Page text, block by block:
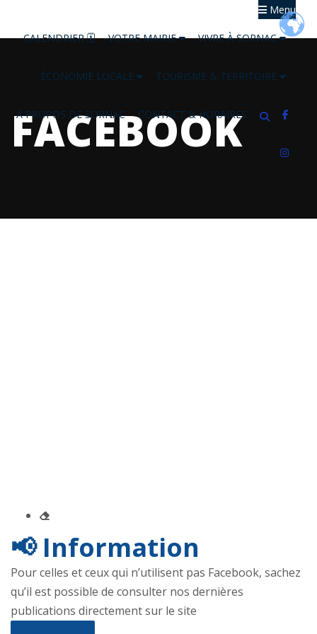
Menu
CALENDRIER 🗓 VOTRE MAIRIE VIVRE À SORNAC
ÉCONOMIE LOCALE TOURISME & TERRITOIRE
À PROPOS DE SORNAC CONTACT & HORAIRES
FACEBOOK
📢 Information
Pour celles et ceux qui n’utilisent pas Facebook, sachez
qu’il est possible de consulter nos dernières
publications directement sur le site